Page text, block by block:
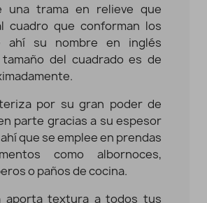
una trama en relieve que
cuadro que conforman los
ahí su nombre en inglés
tamaño del cuadrado es de
por su gran poder de
parte gracias a su espesor
que se emplee en prendas
como albornoces,
o paños de cocina.
aporta textura a todos tus